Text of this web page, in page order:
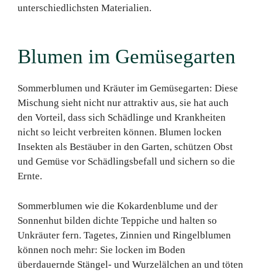
unterschiedlichsten Materialien.
Blumen im Gemüsegarten
Sommerblumen und Kräuter im Gemüsegarten: Diese
Mischung sieht nicht nur attraktiv aus, sie hat auch
den Vorteil, dass sich Schädlinge und Krankheiten
nicht so leicht verbreiten können. Blumen locken
Insekten als Bestäuber in den Garten, schützen Obst
und Gemüse vor Schädlingsbefall und sichern so die
Ernte.
Sommerblumen wie die Kokardenblume und der
Sonnenhut bilden dichte Teppiche und halten so
Unkräuter fern. Tagetes, Zinnien und Ringelblumen
können noch mehr: Sie locken im Boden
überdauernde Stängel- und Wurzelälchen an und töten